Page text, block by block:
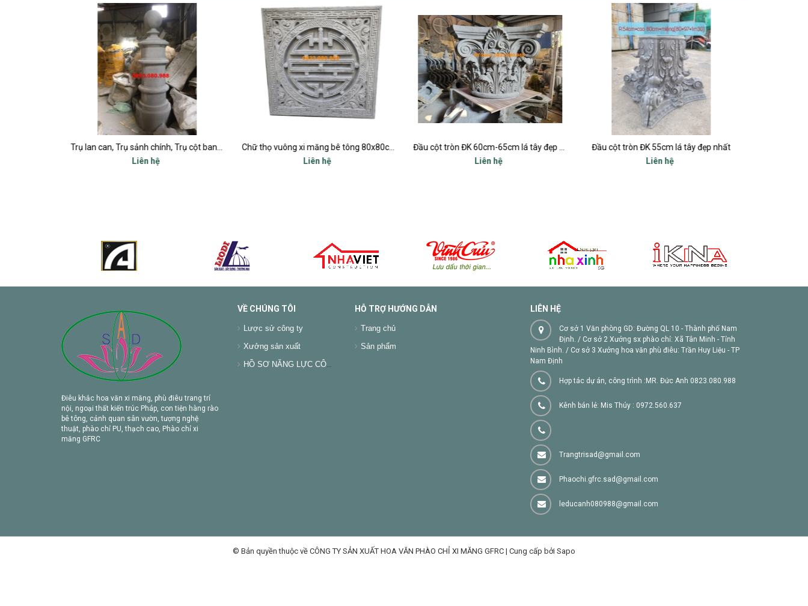
Trụ lan can, Trụ sảnh chính, Trụ cột ban công, Trụ bậc tam cấp
Liên hệ
Chữ thọ vuông xi măng bê tông 80x80cm
Liên hệ
Đầu cột tròn ĐK 60cm-65cm lá tây đẹp nhất
Liên hệ
Đầu cột tròn ĐK 55cm lá tây đẹp nhất
Liên hệ
Điêu khắc hoa văn xi măng, phù điêu trang trí
nội, ngoại thất kiến trúc Pháp, con tiện hàng rào
bê tông, cảnh quan sân vườn, tượng nghệ
thuật, phào chỉ PU, thạch cao, Phào chỉ xi
măng GFRC
VỀ CHÚNG TÔI
Lược sử công ty
Xưởng sản xuất
HỒ SƠ NĂNG LỰC CÔNG TY
HỖ TRỢ HƯỚNG DẪN
Trang chủ
Sản phẩm
LIÊN HỆ
Cơ sở 1 Văn phòng GD: Đường QL 10 - Thành phố Nam
Định. / Cơ sở 2 Xưởng sx phào chỉ: Xã Tân Minh - Tỉnh
Ninh Bình. / Cơ sở 3 Xưởng hoa văn phù điêu: Trần Huy Liệu - TP
Nam Định
Hợp tác dự án, công trình :MR. Đức Anh 0823.080.988
Kênh bán lẻ: Mis Thúy : 0972.560.637
Trangtrisad@gmail.com
Phaochi.gfrc.sad@gmail.com
leducanh080988@gmail.com
© Bản quyền thuộc về CÔNG TY SẢN XUẤT HOA VĂN PHÀO CHỈ XI MĂNG GFRC | Cung cấp bởi Sapo